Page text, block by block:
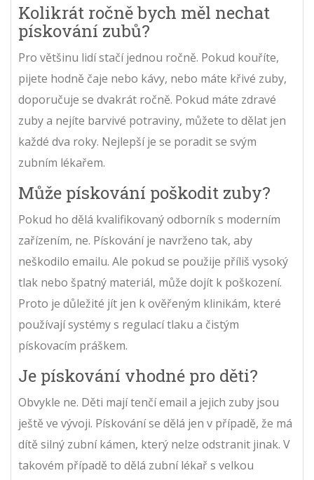
Kolikrát ročně bych měl nechat
pískování zubů?
Pro většinu lidí stačí jednou ročně. Pokud kouříte,
pijete hodně čaje nebo kávy, nebo máte křivé zuby,
doporučuje se dvakrát ročně. Pokud máte zdravé
zuby a nejíte barvivé potraviny, můžete to dělat jen
každé dva roky. Nejlepší je se poradit se svým
zubním lékařem.
Může pískování poškodit zuby?
Pokud ho dělá kvalifikovaný odborník s moderním
zařízením, ne. Pískování je navrženo tak, aby
neškodilo emailu. Ale pokud se použije příliš vysoký
tlak nebo špatný materiál, může dojít k poškození.
Proto je důležité jít jen k ověřeným klinikám, které
používají systémy s regulací tlaku a čistým
pískovacím práškem.
Je pískování vhodné pro děti?
Obvykle ne. Děti mají tenčí email a jejich zuby jsou
ještě ve vývoji. Pískování se dělá jen v případě, že má
dítě silný zubní kámen, který nelze odstranit jinak. V
takovém případě to dělá zubní lékař s velkou